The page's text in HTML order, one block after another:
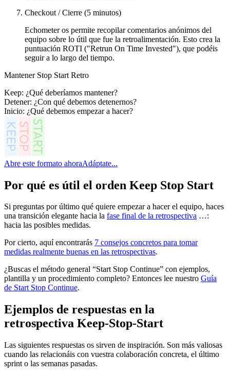
Checkout / Cierre (5 minutos)
Echometer os permite recopilar comentarios anónimos del
equipo sobre lo útil que fue la retroalimentación. Esto crea la
puntuación ROTI ("Retrun On Time Invested"), que podéis
seguir a lo largo del tiempo.
Mantener Stop Start Retro
Keep: ¿Qué deberíamos mantener?
Detener: ¿Con qué debemos detenernos?
Inicio: ¿Qué debemos empezar a hacer?
Abre este formato ahoraAdáptate...
Por qué es útil el orden Keep Stop Start
Si preguntas por último qué quiere empezar a hacer el equipo, haces
una transición elegante hacia la fase final de la retrospectiva …:
hacia las posibles medidas.
Por cierto, aquí encontrarás 7 consejos concretos para tomar
medidas realmente buenas en las retrospectivas.
¿Buscas el método general “Start Stop Continue” con ejemplos,
plantilla y un procedimiento completo? Entonces lee nuestro Guía
de Start Stop Continue.
Ejemplos de respuestas en la
retrospectiva Keep-Stop-Start
Las siguientes respuestas os sirven de inspiración. Son más valiosas
cuando las relacionáis con vuestra colaboración concreta, el último
sprint o las semanas pasadas.